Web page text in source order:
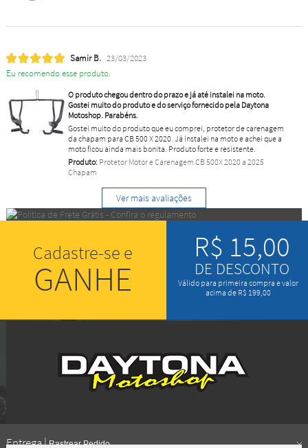
Samir B. 23/03/2023
Eu recomendo esse produto.
O produto chegou dentro do prazo e já até instalei na moto.
Gostei muito do produto e do serviço fornecido pela Daytona
Motoshop. Parabéns.
Gostei muito do produto que eu comprei, protetor de carenagem
da chapam para CB 500 X 2020. Já instalei na moto e achei que a
moto ficou ainda mais bonita. Produto forte e resistente.
Produto:Protetor Motor e Carenagem CB 500X 2020 a 2025
Chapam
Ver mais avaliações
Cadastre-se e
GANHE
R$ 15,00
DE DESCONTO
Válido para primeira compra e valor
acima de R$ 199,00
Entrega |Rastrear Pedido